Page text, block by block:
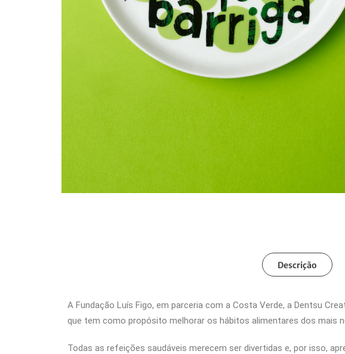
Descrição
A Fundação Luís Figo, em parceria com a Costa Verde, a Dentsu
que tem como propósito melhorar os hábitos alimentares dos mais
Todas as refeições saudáveis merecem ser divertidas e, por isso,